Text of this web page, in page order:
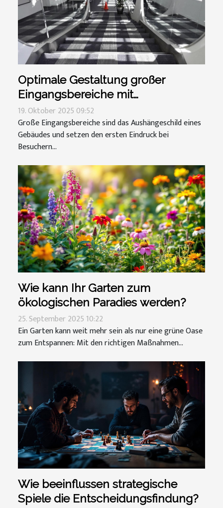
Optimale Gestaltung großer
Eingangsbereiche mit
Schmutzmatten
19. Oktober 2025 09:52
Große Eingangsbereiche sind das Aushängeschild eines
Gebäudes und setzen den ersten Eindruck bei
Besuchern...
Wie kann Ihr Garten zum
ökologischen Paradies werden?
25. September 2025 10:22
Ein Garten kann weit mehr sein als nur eine grüne Oase
zum Entspannen: Mit den richtigen Maßnahmen...
Wie beeinflussen strategische
Spiele die Entscheidungsfindung?